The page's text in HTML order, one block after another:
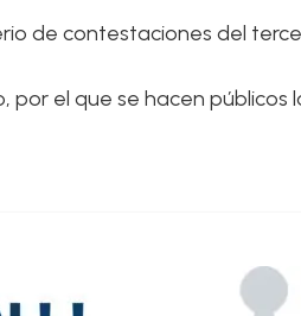
de contestaciones del
por el que se hacen